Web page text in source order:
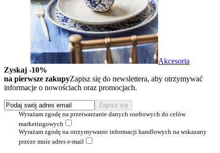
Akcesoria
Zyskaj -10%
na pierwsze zakupyZapisz się do newslettera, aby otrzymywać
informacje o nowościach oraz promocjach.
Wyrażam zgodę na przetwarzanie danych osobowych do celów
marketingowych
Wyrażam zgodę na otrzymywanie informacji handlowych na wskazany
przeze mnie adres e-mail